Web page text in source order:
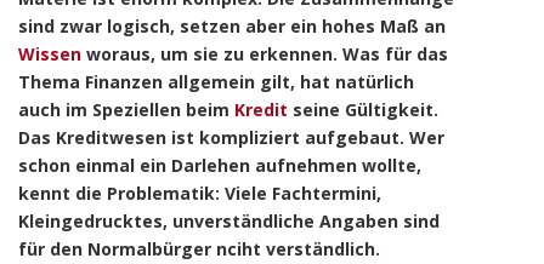
sind zwar logisch, setzen aber ein hohes Maß an
Wissen woraus, um sie zu erkennen. Was für das
Thema Finanzen allgemein gilt, hat natürlich
auch im Speziellen beim Kredit seine Gültigkeit.
Das Kreditwesen ist kompliziert aufgebaut. Wer
schon einmal ein Darlehen aufnehmen wollte,
kennt die Problematik: Viele Fachtermini,
Kleingedrucktes, unverständliche Angaben sind
für den Normalbürger nciht verständlich.